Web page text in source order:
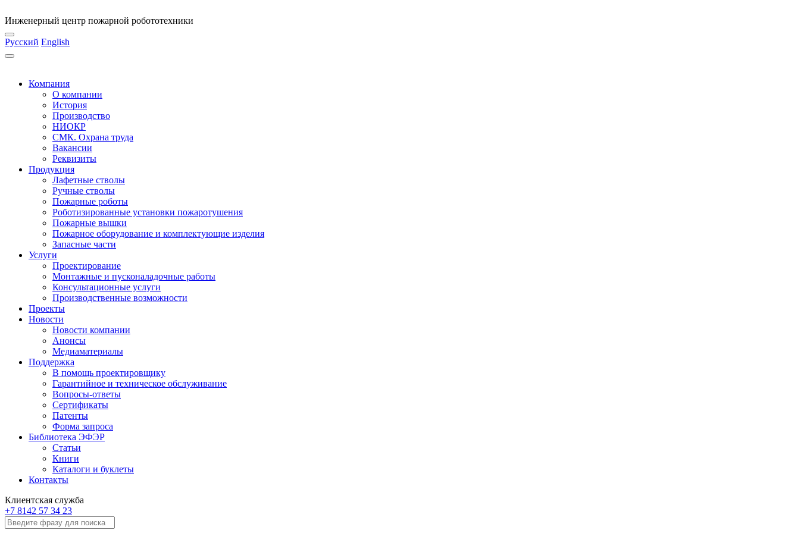
Инженерный центр пожарной робототехники
Русский English
Компания
О компании
История
Производство
НИОКР
СМК. Охрана труда
Вакансии
Реквизиты
Продукция
Лафетные стволы
Ручные стволы
Пожарные роботы
Роботизированные установки пожаротушения
Пожарные вышки
Пожарное оборудование и комплектующие изделия
Запасные части
Услуги
Проектирование
Монтажные и пусконаладочные работы
Консультационные услуги
Производственные возможности
Проекты
Новости
Новости компании
Анонсы
Медиаматериалы
Поддержка
В помощь проектировщику
Гарантийное и техническое обслуживание
Вопросы-ответы
Сертификаты
Патенты
Форма запроса
Библиотека ЭФЭР
Статьи
Книги
Каталоги и буклеты
Контакты
Клиентская служба
+7 8142 57 34 23